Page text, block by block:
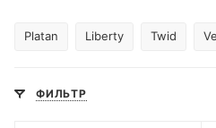
Platan Liberty Twid
ФИЛЬТР